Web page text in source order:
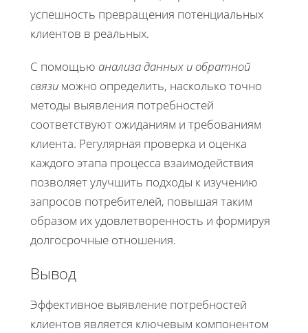
успешность превращения потенциальных
клиентов в реальных.
С помощью анализа данных и обратной
связи можно определить, насколько точно
методы выявления потребностей
соответствуют ожиданиям и требованиям
клиента. Регулярная проверка и оценка
каждого этапа процесса взаимодействия
позволяет улучшить подходы к изучению
запросов потребителей, повышая таким
образом их удовлетворенность и формируя
долгосрочные отношения.
Вывод
Эффективное выявление потребностей
клиентов является ключевым компонентом